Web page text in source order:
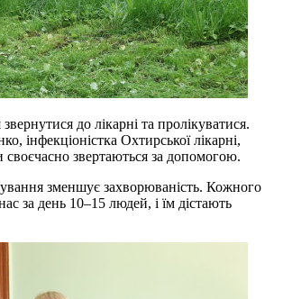
до лікарні та пролікуватися.
інфекціоністка Охтирської лікарні,
звертаються за допомогою.
зменшує захворюваність. Кожного
за день 10–15 людей, і їм дістають